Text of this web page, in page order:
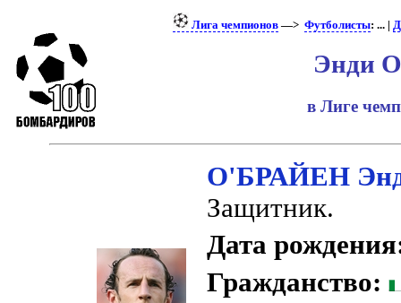
Лига чемпионов—> Футболисты: ... |
Энди
в Лиге
О'БРАЙЕН
Защитник.
Дата
Гражданство: